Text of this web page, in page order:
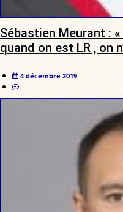
Sébastien Meurant :
quand on est LR , on
4 décembre 2019